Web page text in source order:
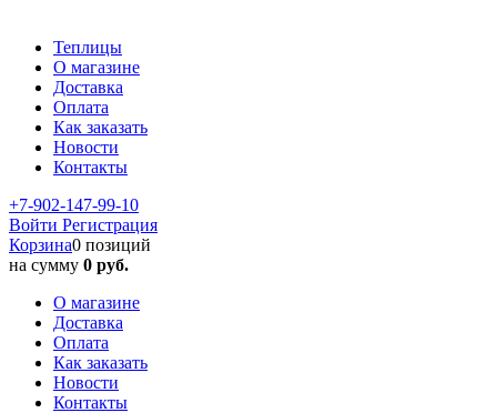
Теплицы
О магазине
Доставка
Оплата
Как заказать
Новости
Контакты
+7-902-147-99-10
Войти Регистрация
Корзина0 позиций
на сумму 0 руб.
О магазине
Доставка
Оплата
Как заказать
Новости
Контакты